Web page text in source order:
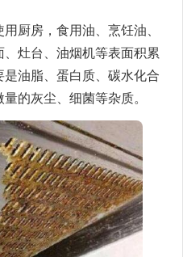
厨房，食用油、烹饪油、
灶台、油烟机等表面积累
油脂、蛋白质、碳水化合
的灰尘、细菌等杂质。